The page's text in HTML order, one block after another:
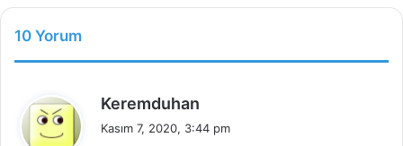
10 Yorum
Keremduhan
Kasım 7, 2020, 3:44 pm